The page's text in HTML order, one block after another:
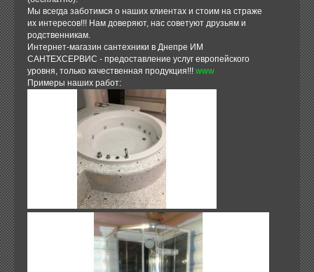
Мы всегда заботимся о наших клиентах и стоим на страже
их интересов!!! Нам доверяют, нас советуют друзьям и
родственникам.
Интернет-магазин сантехники в Днепре ИМ
САНТЕХСЕРВИС - предоставление услуг европейского
уровня, только качественная продукция!!! www
Примеры наших работ: